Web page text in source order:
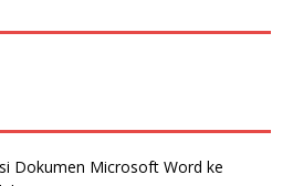
Dokumen Microsoft Word ke